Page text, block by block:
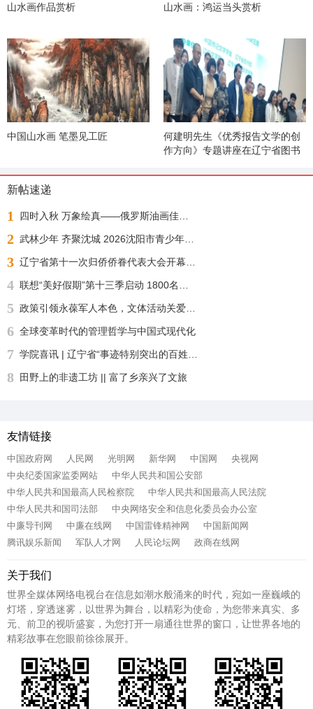
山水画作品赏析 山水画：鸿运当头赏析
中国山水画 笔墨见工匠
何建明先生《优秀报告文学的创
作方向》专题讲座在辽宁省图书
新帖速递
1 四时入秋 万象绘真——俄罗斯油画佳作展
2 武林少年 齐聚沈城 2026沈阳市青少年武术散打锦标赛今日正式开赛
3 辽宁省第十一次归侨侨眷代表大会开幕 许昆林王灵桂讲话 王新伟周波出席
4 联想“美好假期”第十三季启动 1800名志愿者化身“公益足球教练”“乡超”来了！
5 政策引领永葆军人本色，文体活动关爱身心健康——沈阳自主择业军转干部七一敬献锦旗致谢职能部门厚爱
6 全球变革时代的管理哲学与中国式现代化
7 学院喜讯 | 辽宁省“事迹特别突出的百姓学习之星“：沈北新区社区学院兼职报告员王刚老师再获殊荣
8 田野上的非遗工坊 || 富了乡亲兴了文旅
友情链接
中国政府网 人民网 光明网 新华网 中国网
央视网
中央纪委国家监委网站
中华人民共和国公安部
中华人民共和国最高人民检察院
中华人民共和国最高人民法院
中华人民共和国司法部
中央网络安全和信息化委员会办公室
中廉导刊网
中廉在线网 中国雷锋精神网
中国新闻网
腾讯娱乐新闻
军队人才网 人民论坛网 政商在线网
关于我们
世界全媒体网络电视台在信息如潮水般涌来的时代，宛如一座巍峨的
灯塔，穿透迷雾，以世界为舞台，以精彩为使命，为您带来真实、多
元、前卫的视听盛宴，为您打开一扇通往世界的窗口，让世界各地的
精彩故事在您眼前徐徐展开。